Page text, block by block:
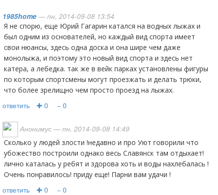
1985home — пн, 2014-09-08 13:54
Я не спорю, еще Юрий Гагарин катался на водных лыжах и
был одним из основателей, но каждый вид спорта имеет
свои нюансы, здесь одна доска и она шире чем даже
монолыжа, и поэтому это новый вид спорта и здесь нет
катера, а лебедка. так же в вейк парках установлены фигуры
по которым спортсмены могут проезжать и делать трюки,
что более зрелищно чем просто проезд на лыжах.
ответить ✚ 0 − 0
Анонимус — пн, 2014-09-08 14:49
Сколько у людей злости !недавно и про Уют говорили что
убожество построили однако весь Славянск там отдыхает!
лично каталась у ребят и здорова хоть и воды нахлебалась !
Очень понравилось! приду еще! Парни вам удачи !
ответить ✚ 0 − 0